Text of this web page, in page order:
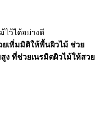
ไว้ได้อย่างดี
เพิ่มมิติให้พื้นผิวไม้ ช่วย
ที่ช่วยเนรมิตผิวไม้ให้สวย